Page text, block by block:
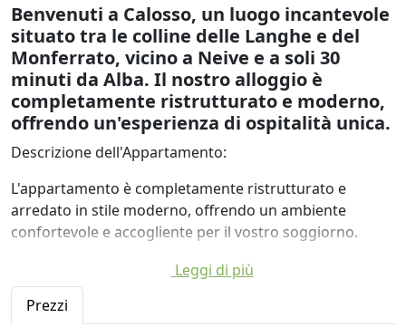
Benvenuti a Calosso, un luogo incantevole
situato tra le colline delle Langhe e del
Monferrato, vicino a Neive e a soli 30
minuti da Alba. Il nostro alloggio è
completamente ristrutturato e moderno,
offrendo un'esperienza di ospitalità unica.
Descrizione dell'Appartamento:
L'appartamento è completamente ristrutturato e
arredato in stile moderno, offrendo un ambiente
confortevole e accogliente per il vostro soggiorno.
In dotazione, trovate una potente pompa di calore di
ultima generazione che garantisce un riscaldamento
efficace, raffreddamento, ionizzazione e purificazione
Leggi di più
Prezzi